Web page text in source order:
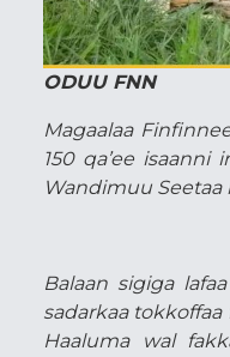
ODUU FNN
Magaalaa
150 qa’ee
Wandimuu Seetaa
Balaan sigiga
sadarkaa
Haaluma wal